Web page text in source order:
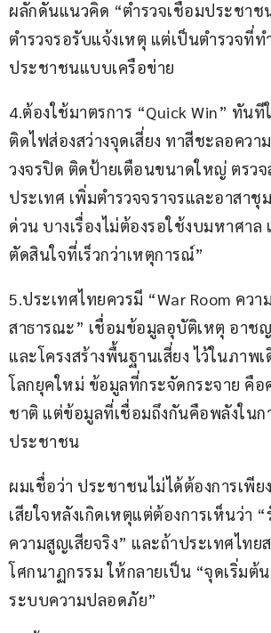
ผลักดันแนวคิด “ตำรวจเชื่อมประชาช
ตำรวจรอรับแจ้งเหตุ แต่เป็นตำรวจที่ท
ประชาชนแบบเครือข่าย
4.ต้องใช้มาตรการ “Quick Win” ทันที
ติดไฟส่องสว่างจุดเสี่ยง ทาสีชะลอควา
วงจรปิด ติดป้ายเตือนขนาดใหญ่ ตรว
ประเทศ เพิ่มตำรวจจราจรและอาสาชุ
ด่วน บางเรื่องไม่ต้องรอใช้งบมหาศาล
ตัดสินใจที่เร็วกว่าเหตุการณ์”
5.ประเทศไทยควรมี “War Room คว
สาธารณะ” เชื่อมข้อมูลอุบัติเหตุ อาช
และโครงสร้างพื้นฐานเสี่ยง ไว้ในภาพ
โลกยุคใหม่ ข้อมูลที่กระจัดกระจาย คือ
ชาติ แต่ข้อมูลที่เชื่อมถึงกันคือพลังในก
ประชาชน
ผมเชื่อว่า ประชาชนไม่ได้ต้องการเพีย
เสียใจหลังเกิดเหตุแต่ต้องการเห็นว่า “
ความสูญเสียจริง” และถ้าประเทศไทย
โศกนาฏกรรม ให้กลายเป็น “จุดเริ่มต้
ระบบความปลอดภัย”